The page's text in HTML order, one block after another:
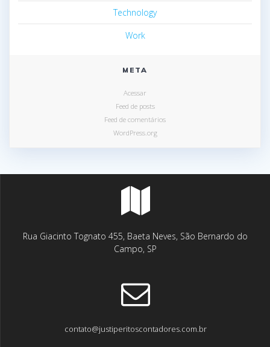
Technology
Work
META
Acessar
Feed de posts
Feed de comentários
WordPress.org
Rua Giacinto Tognato 455, Baeta Neves, São Bernardo do
Campo, SP
contato@justiperitoscontadores.com.br